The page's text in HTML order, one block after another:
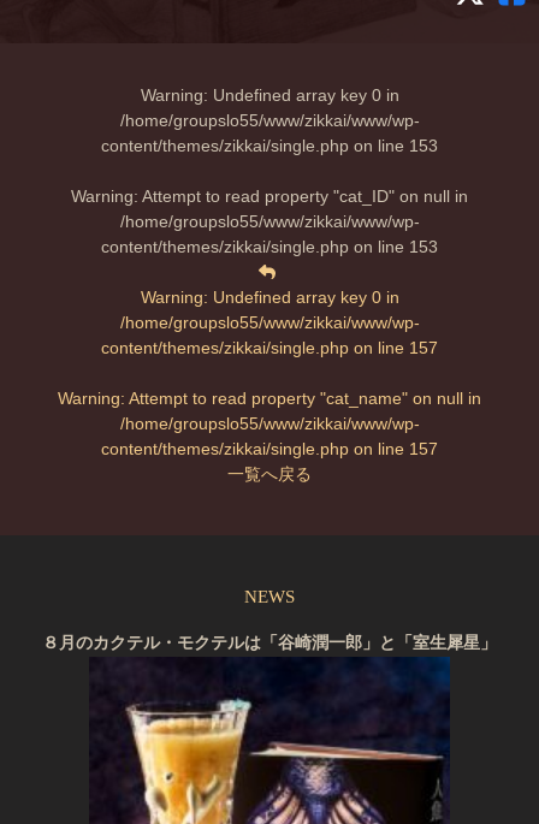
Warning: Undefined array key 0 in
/home/groupslo55/www/zikkai/www/wp-
content/themes/zikkai/single.php on line 153
Warning: Attempt to read property "cat_ID" on null in
/home/groupslo55/www/zikkai/www/wp-
content/themes/zikkai/single.php on line 153
Warning: Undefined array key 0 in
/home/groupslo55/www/zikkai/www/wp-
content/themes/zikkai/single.php on line 157
Warning: Attempt to read property "cat_name" on null in
/home/groupslo55/www/zikkai/www/wp-
content/themes/zikkai/single.php on line 157
一覧へ戻る
NEWS
８月のカクテル・モクテルは「谷崎潤一郎」と「室生犀星」